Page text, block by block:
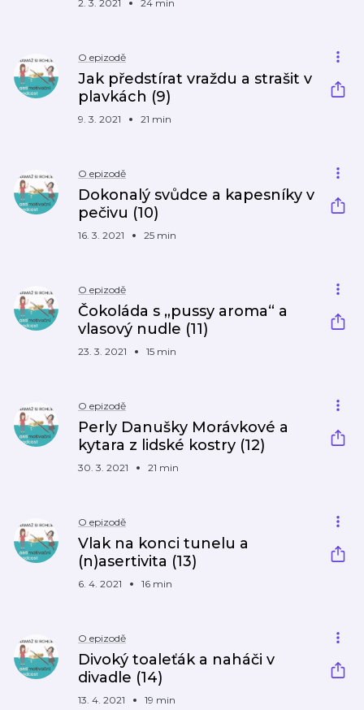
2. 3. 2021 24 min
O epizodě
Jak předstírat vraždu a strašit v
plavkách (9)
9. 3. 2021 21 min
O epizodě
Dokonalý svůdce a kapesníky v
pečivu (10)
16. 3. 2021 25 min
O epizodě
Čokoláda s „pussy aroma“ a
vlasový nudle (11)
23. 3. 2021 15 min
O epizodě
Perly Danušky Morávkové a
kytara z lidské kostry (12)
30. 3. 2021 21 min
O epizodě
Vlak na konci tunelu a
(n)asertivita (13)
6. 4. 2021 16 min
O epizodě
Divoký toaleťák a naháči v
divadle (14)
13. 4. 2021 19 min